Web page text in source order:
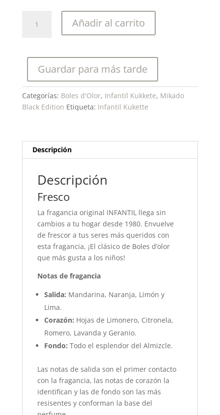
d'olor-
Mikado
Black
Edition
125
ml
Añadir al carrito
Guardar para más tarde
Categorías: Boles d'Olor, Infantil Kukkete, Mikado
Black Edition Etiqueta: Infantil Kukette
Descripción
Descripción
Fresco
La fragancia original INFANTIL llega sin
cambios a tu hogar desde 1980. Envuelve
de frescor a tus seres más queridos con
esta fragancia, ¡El clásico de Boles d’olor
que más gusta a los niños!
Notas de fragancia
Salida: Mandarina, Naranja, Limón y
Lima.
Corazón: Hojas de Limonero, Citronela,
Romero, Lavanda y Geranio.
Fondo: Todo el esplendor del Almizcle.
Las notas de salida son el primer contacto
con la fragancia, las notas de corazón la
identifican y las de fondo son las más
resisentes y conforman la base del